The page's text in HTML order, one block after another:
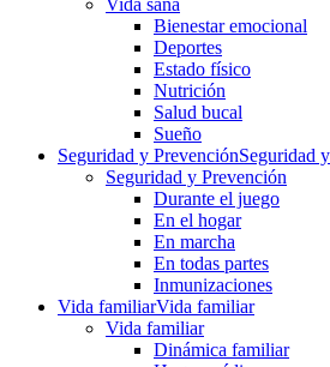
Vida sana
Bienestar emocional
Deportes
Estado físico
Nutrición
Salud bucal
Sueño
Seguridad y PrevenciónSeguridad
Seguridad y Prevención
Durante el juego
En el hogar
En marcha
En todas partes
Inmunizaciones
Vida familiarVida familiar
Vida familiar
Dinámica familiar